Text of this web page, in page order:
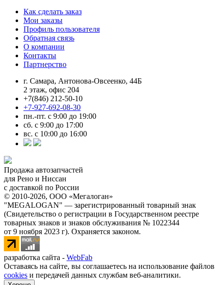
Как сделать заказ
Мои заказы
Профиль пользователя
Обратная связь
О компании
Контакты
Партнерство
г. Самара, Антонова-Овсеенко, 44Б
2 этаж, офис 204
+7(846) 212-50-10
+7-927-692-08-30
пн.-пт. с 9:00 до 19:00
сб. с 9:00 до 17:00
вс. с 10:00 до 16:00
Продажа автозапчастей
для Рено и Ниссан
с доставкой по России
© 2010-2026, ООО «Мегалоган»
"MEGALOGAN" — зарегистрированный товарный знак
(Свидетельство о регистрации в Государственном реестре
товарных знаков и знаков обслуживания № 1022344
от 9 ноября 2023 г). Охраняется законом.
разработка сайта - WebFab
Оставаясь на сайте, вы соглашаетесь на использование файлов
cookies и передачей данных службам веб-аналитики.